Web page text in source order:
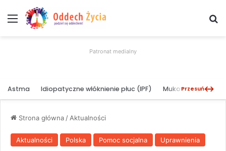
Menu
Patronat medialny
Astma Idiopatyczne włóknienie płuc (IPF) Mukowiscydoza
Przesuń↔
Strona główna / Aktualności
Aktualności Polska Pomoc socjalna Uprawnienia